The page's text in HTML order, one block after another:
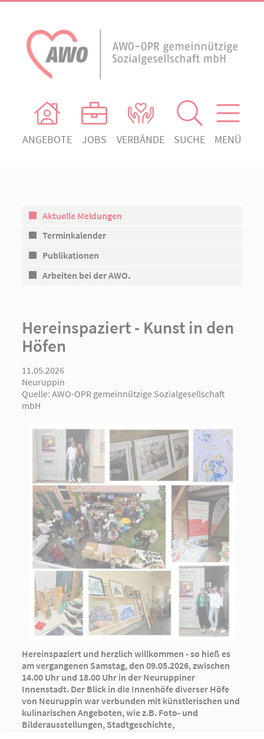
ANGEBOTE JOBS VERBÄNDE SUCHE MENÜ
AWO Ortsverein Rheinsberg
Aktuelle Meldungen
Terminkalender
Publikationen
Arbeiten bei der AWO.
Hereinspaziert - Kunst in den
Höfen
11.05.2026
Neuruppin
Quelle: AWO-OPR gemeinnützige Sozialgesellschaft
mbH
Hereinspaziert und herzlich willkommen - so hieß es
am vergangenen Samstag, den 09.05.2026, zwischen
14.00 Uhr und 18.00 Uhr in der Neuruppiner
Innenstadt. Der Blick in die Innenhöfe diverser Höfe
von Neuruppin war verbunden mit künstlerischen und
kulinarischen Angeboten, wie z.B. Foto- und
Bilderausstellungen, Stadtgeschichte,